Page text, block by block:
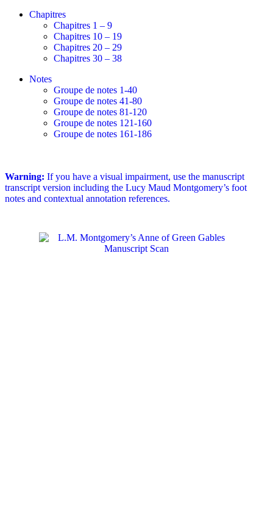
Chapitres
Chapitres 1 – 9
Chapitres 10 – 19
Chapitres 20 – 29
Chapitres 30 – 38
Notes
Groupe de notes 1-40
Groupe de notes 41-80
Groupe de notes 81-120
Groupe de notes 121-160
Groupe de notes 161-186
Warning: If you have a visual impairment, use the manuscript
transcript version including the Lucy Maud Montgomery’s foot
notes and contextual annotation references.